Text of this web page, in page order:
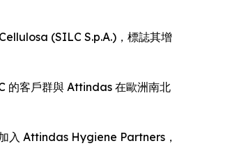
(SILC S.p.A.)，標誌其增
的客戶群與 Attindas 在歐洲南北
入 Attindas Hygiene Partners，